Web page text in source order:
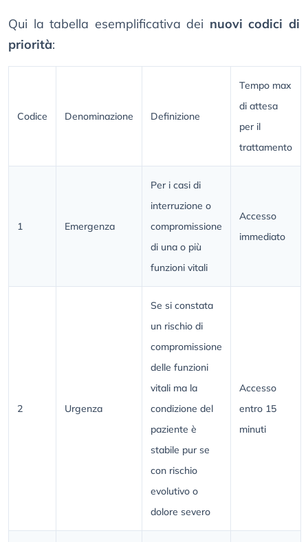
Qui la tabella esemplificativa dei nuovi codici di
priorità:
Codice Denominazione Definizione
Tempo max
di attesa
per il
trattamento
1 Emergenza
Per i casi di
interruzione o
compromissione
di una o più
funzioni vitali
Accesso
immediato
2 Urgenza
Se si constata
un rischio di
compromissione
delle funzioni
vitali ma la
condizione del
paziente è
stabile pur se
con rischio
evolutivo o
dolore severo
Accesso
entro 15
minuti